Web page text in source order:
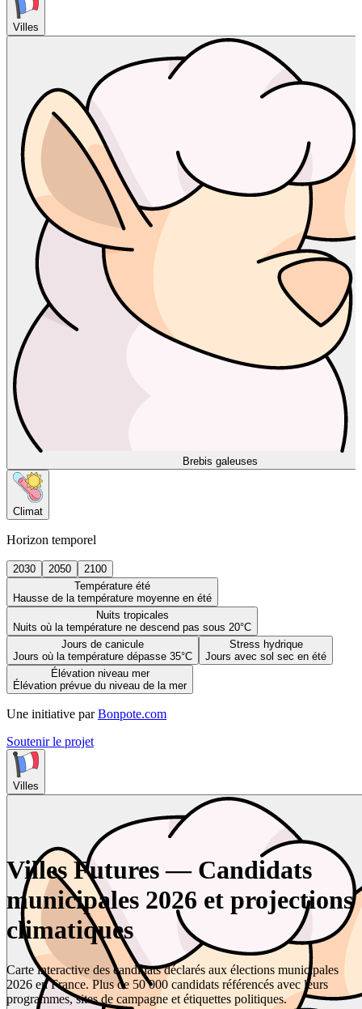
Villes
Brebis galeuses
Climat
Horizon temporel
2030 2050
2100
Température été
Hausse de la température moyenne en été
Nuits tropicales
Nuits où la température ne descend pas sous 20°C
Jours de canicule
Jours où la température dépasse 35°C
Stress hydrique
Jours avec sol sec en été
Élévation niveau mer
Élévation prévue du niveau de la mer
Une initiative par Bonpote.com
Soutenir le projet
Villes
Villes Futures — Candidats
municipales 2026 et projections
climatiques
Carte interactive des candidats déclarés aux élections municipales
2026 en France. Plus de 50 000 candidats référencés avec leurs
programmes, sites de campagne et étiquettes politiques.